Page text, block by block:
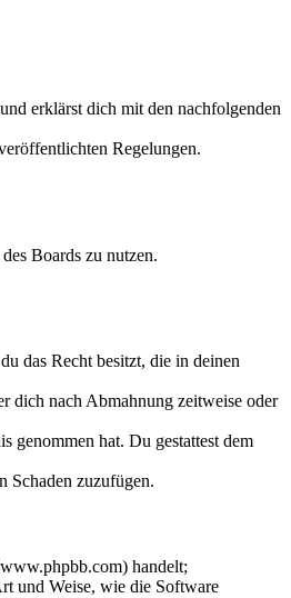
erklärst dich mit den nachfolgenden
Regelungen.
Boards zu nutzen.
das Recht besitzt, die in deinen
dich nach Abmahnung zeitweise oder
genommen hat. Du gestattest dem
Schaden zuzufügen.
handelt;
und Weise, wie die Software